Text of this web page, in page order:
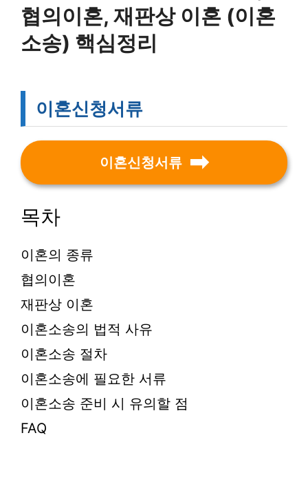
협의이혼, 재판상 이혼 (이혼
소송) 핵심정리
이혼신청서류
이혼신청서류
목차
이혼의 종류
협의이혼
재판상 이혼
이혼소송의 법적 사유
이혼소송 절차
이혼소송에 필요한 서류
이혼소송 준비 시 유의할 점
FAQ